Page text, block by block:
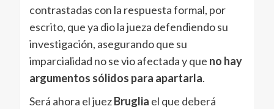
contrastadas con la respuesta formal, por
escrito, que ya dio la jueza defendiendo su
investigación, asegurando que su
imparcialidad no se vio afectada y que no hay
argumentos sólidos para apartarla.
Será ahora el juezBruglia el que deberá